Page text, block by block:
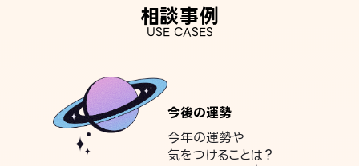
相談事例
USE CASES
今後の運勢
今年の運勢や
気をつけることは？